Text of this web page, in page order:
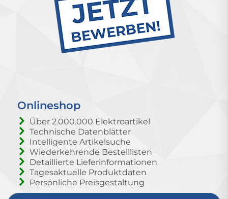
Onlineshop
Über 2.000.000 Elektroartikel
Technische Datenblätter
Intelligente Artikelsuche
Wiederkehrende Bestelllisten
Detaillierte Lieferinformationen
Tagesaktuelle Produktdaten
Persönliche Preisgestaltung